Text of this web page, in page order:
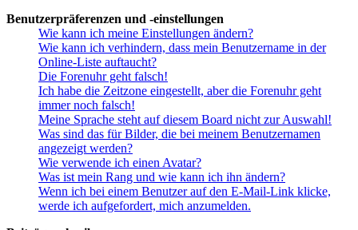
Benutzerpräferenzen und -einstellungen
Wie kann ich meine Einstellungen ändern?
Wie kann ich verhindern, dass mein Benutzername in der
Online-Liste auftaucht?
Die Forenuhr geht falsch!
Ich habe die Zeitzone eingestellt, aber die Forenuhr geht
immer noch falsch!
Meine Sprache steht auf diesem Board nicht zur Auswahl!
Was sind das für Bilder, die bei meinem Benutzernamen
angezeigt werden?
Wie verwende ich einen Avatar?
Was ist mein Rang und wie kann ich ihn ändern?
Wenn ich bei einem Benutzer auf den E-Mail-Link klicke,
werde ich aufgefordert, mich anzumelden.